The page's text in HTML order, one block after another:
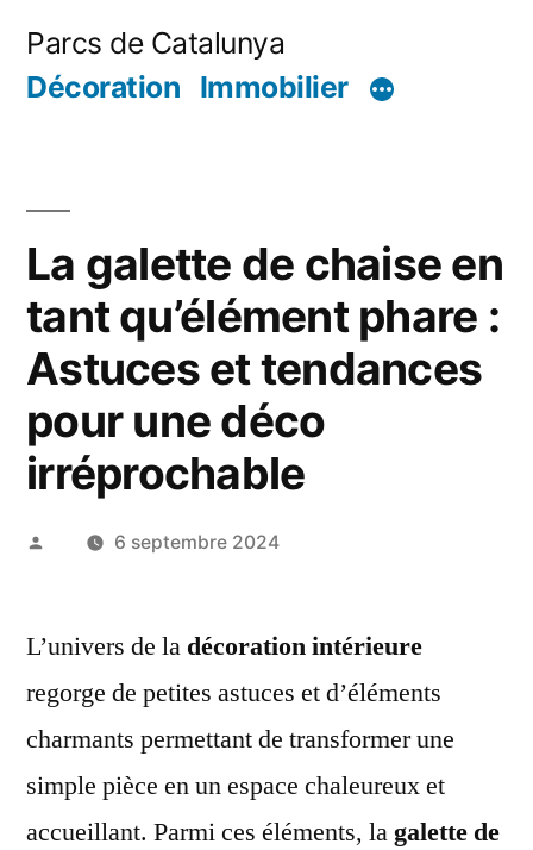
Parcs de Catalunya
Décoration Immobilier
La galette de chaise en
tant qu’élément phare :
Astuces et tendances
pour une déco
irréprochable
Publié 6 septembre 2024
L’univers de la décoration intérieure
regorge de petites astuces et d’éléments
charmants permettant de transformer une
simple pièce en un espace chaleureux et
accueillant. Parmi ces éléments, lagalette de